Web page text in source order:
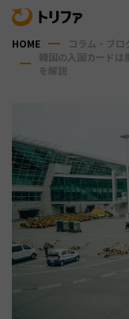
HOME コラム・ブロ
韓国の入国カードは
を解説